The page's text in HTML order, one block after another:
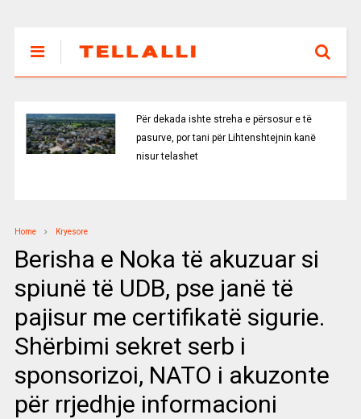
Ballistët socialistë si barcoletë
shkodrane
Home Kryesore
Berisha e Noka të akuzuar si
spiunë të UDB, pse janë të
pajisur me certifikatë sigurie.
Shërbimi sekret serb i
sponsorizoi, NATO i akuzonte
për rrjedhje informacioni